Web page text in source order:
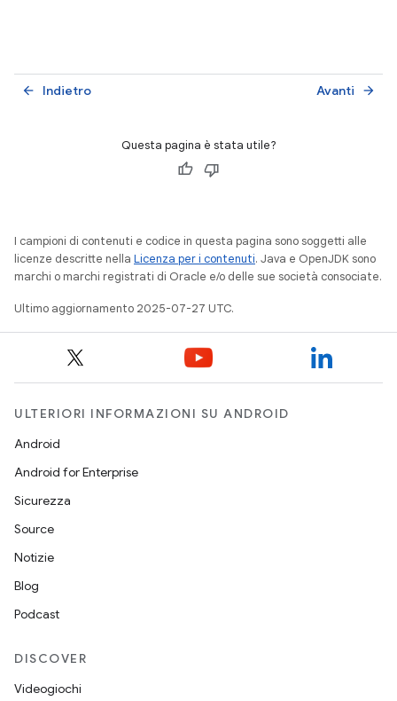
Indietro
arrow_back Avanti arrow_forward
Questa pagina è stata utile?
I campioni di contenuti e codice in questa pagina sono soggetti alle
licenze descritte nella Licenza per i contenuti. Java e OpenJDK sono
marchi o marchi registrati di Oracle e/o delle sue società consociate.
Ultimo aggiornamento 2025-07-27 UTC.
ULTERIORI INFORMAZIONI SU ANDROID
Android
Android for Enterprise
Sicurezza
Source
Notizie
Blog
Podcast
DISCOVER
Videogiochi